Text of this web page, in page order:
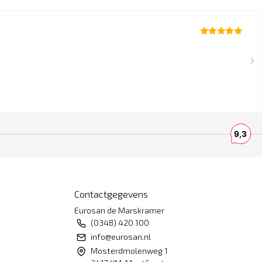
Contactgegevens
Eurosan de Marskramer
(0348) 420 100
info@eurosan.nl
Mosterdmolenweg 1